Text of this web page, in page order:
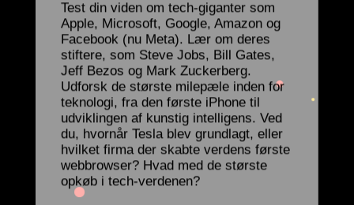
Test din viden om tech-giganter som
Apple, Microsoft, Google, Amazon og
Facebook (nu Meta). Lær om deres
stiftere, som Steve Jobs, Bill Gates,
Jeff Bezos og Mark Zuckerberg.
Udforsk de største milepæle inden for
teknologi, fra den første iPhone til
udviklingen af kunstig intelligens. Ved
du, hvornår Tesla blev grundlagt, eller
hvilket firma der skabte verdens første
webbrowser? Hvad med de største
opkøb i tech-verdenen?